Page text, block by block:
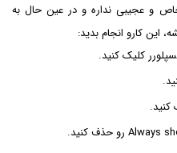
و عجیبی نداره و در عین حال به
این کارو انجام بدید: